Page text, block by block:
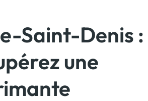
Saint-Denis :
une